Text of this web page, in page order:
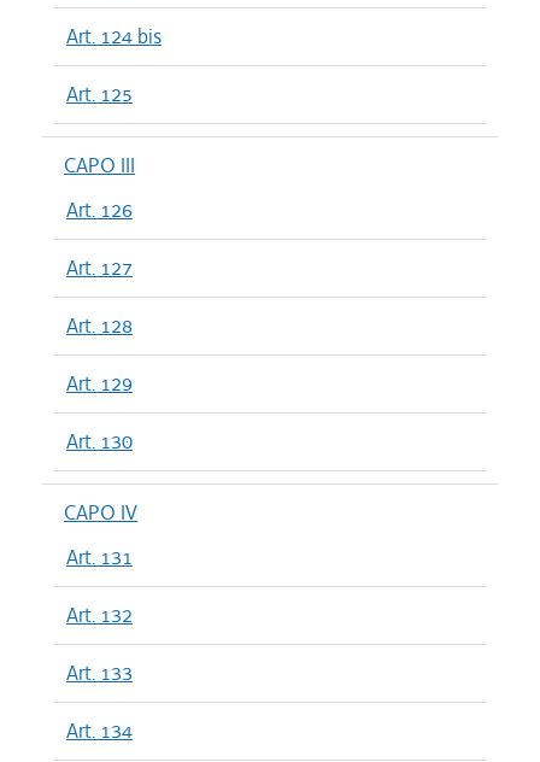
Art. 124 bis
Art. 125
CAPO III
Art. 126
Art. 127
Art. 128
Art. 129
Art. 130
CAPO IV
Art. 131
Art. 132
Art. 133
Art. 134